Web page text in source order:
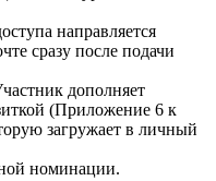
направляется
сразу после подачи
дополняет
(Приложение 6 к
загружает в личный
номинации.